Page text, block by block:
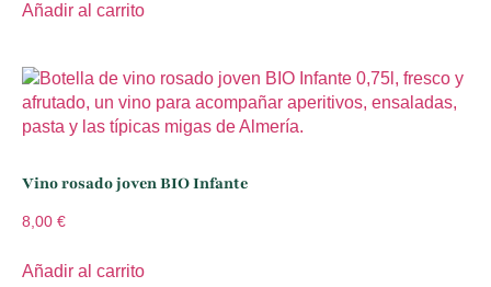
Añadir al carrito
Vino rosado joven BIO Infante
8,00 €
Añadir al carrito